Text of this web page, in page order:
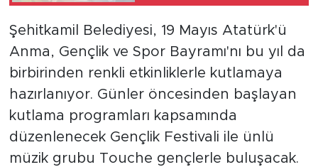
Şehitkamil Belediyesi, 19 Mayıs Atatürk'ü
Anma, Gençlik ve Spor Bayramı'nı bu yıl da
birbirinden renkli etkinliklerle kutlamaya
hazırlanıyor. Günler öncesinden başlayan
kutlama programları kapsamında
düzenlenecek Gençlik Festivali ile ünlü
müzik grubu Touche gençlerle buluşacak.